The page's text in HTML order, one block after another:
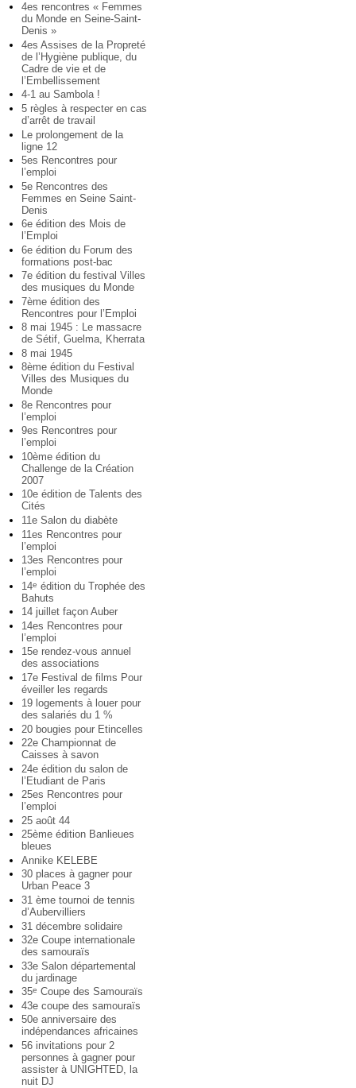
4es rencontres « Femmes
du Monde en Seine-Saint-
Denis »
4es Assises de la Propreté
de l’Hygiène publique, du
Cadre de vie et de
l’Embellissement
4-1 au Sambola !
5 règles à respecter en cas
d’arrêt de travail
Le prolongement de la
ligne 12
5es Rencontres pour
l’emploi
5e Rencontres des
Femmes en Seine Saint-
Denis
6e édition des Mois de
l’Emploi
6e édition du Forum des
formations post-bac
7e édition du festival Villes
des musiques du Monde
7ème édition des
Rencontres pour l’Emploi
8 mai 1945 : Le massacre
de Sétif, Guelma, Kherrata
8 mai 1945
8ème édition du Festival
Villes des Musiques du
Monde
8e Rencontres pour
l’emploi
9es Rencontres pour
l’emploi
10ème édition du
Challenge de la Création
2007
10e édition de Talents des
Cités
11e Salon du diabète
11es Rencontres pour
l’emploi
13es Rencontres pour
l’emploi
14e édition du Trophée des
Bahuts
14 juillet façon Auber
14es Rencontres pour
l’emploi
15e rendez-vous annuel
des associations
17e Festival de films Pour
éveiller les regards
19 logements à louer pour
des salariés du 1 %
20 bougies pour Etincelles
22e Championnat de
Caisses à savon
24e édition du salon de
l’Etudiant de Paris
25es Rencontres pour
l’emploi
25 août 44
25ème édition Banlieues
bleues
Annike KELEBE
30 places à gagner pour
Urban Peace 3
31 ème tournoi de tennis
d’Aubervilliers
31 décembre solidaire
32e Coupe internationale
des samouraïs
33e Salon départemental
du jardinage
35e Coupe des Samouraïs
43e coupe des samouraïs
50e anniversaire des
indépendances africaines
56 invitations pour 2
personnes à gagner pour
assister à UNIGHTED, la
nuit DJ